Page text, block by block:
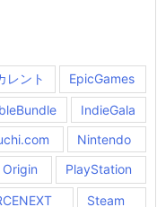
レント EpicGames
IndieGala
Nintendo
Origin PlayStation
Steam